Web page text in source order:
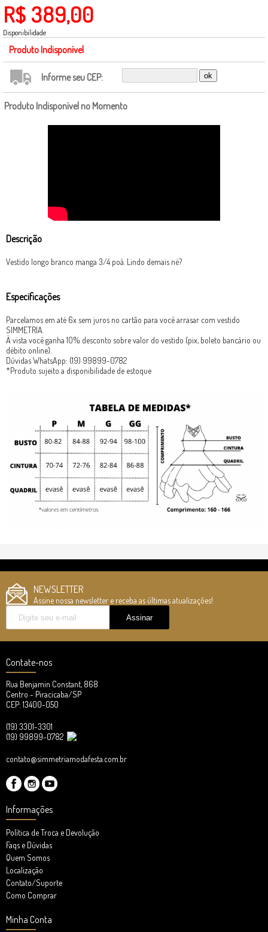
R$ 389,00
Disponibilidade
Produto Indisponível
Informe seu CEP:
Produto Indisponível no Momento
Descrição
Vestido longo branco manga 3/4 poá. Lindo demais né?
Especificações
Parcelamos em até 6x sem juros no cartão para você arrasar com vestido
SIMMETRIA.
À vista você ganha 10% desconto sobre valor do vestido (pix, boleto bancário ou
débito online).
Dúvidas WhatsApp: (19) 99899-0782
*Produto sujeito a disponibilidade de estoque
NEWSLETTER
Assine nossa newsletter e receba as últimas atualizações!
Contate-nos
Rua Benjamin Constant, 868
Centro - Piracicaba/SP
CEP: 13400-050
(19) 3301-3301
(19) 99899-0782
contato@simmetriamodafesta.com.br
Informações
Política de Troca e Devolução
Faqs e Dúvidas
Quem Somos
Localização
Contato/Suporte
Como Comprar
Minha Conta